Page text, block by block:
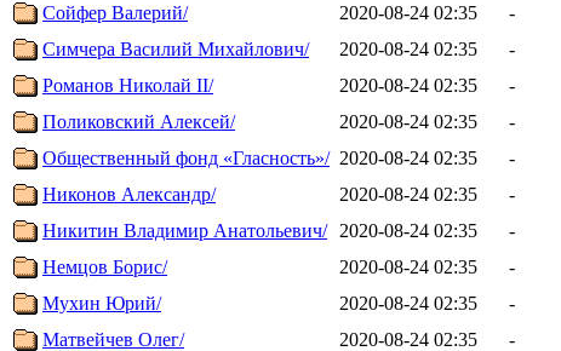
Сойфер Валерий/
2020-08-24 02:35
-
Симчера Василий Михайлович/
2020-08-24 02:35
-
Романов Николай II/
2020-08-24 02:35
-
Поликовский Алексей/
2020-08-24 02:35
-
Общественный фонд «Гласность»/ 2020-08-24 02:35
-
Никонов Александр/
2020-08-24 02:35
-
Никитин Владимир Анатольевич/
2020-08-24 02:35
-
Немцов Борис/
2020-08-24 02:35
-
Мухин Юрий/
2020-08-24 02:35
-
Матвейчев Олег/
2020-08-24 02:35
-